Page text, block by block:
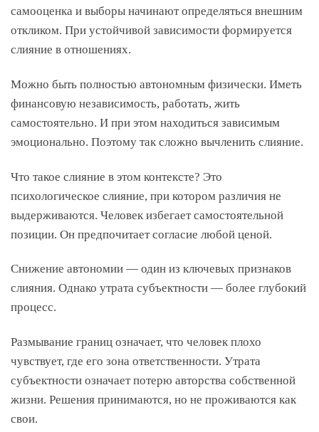
самооценка и выборы начинают определяться внешним
откликом. При устойчивой зависимости формируется
слияние в отношениях.
Можно быть полностью автономным физически. Иметь
финансовую независимость, работать, жить
самостоятельно. И при этом находиться зависимым
эмоционально. Поэтому так сложно вычленить слияние.
Что такое слияние в этом контексте? Это
психологическое слияние, при котором различия не
выдерживаются. Человек избегает самостоятельной
позиции. Он предпочитает согласие любой ценой.
Снижение автономии — один из ключевых признаков
слияния. Однако утрата субъектности — более глубокий
процесс.
Размывание границ означает, что человек плохо
чувствует, где его зона ответственности. Утрата
субъектности означает потерю авторства собственной
жизни. Решения принимаются, но не проживаются как
свои.